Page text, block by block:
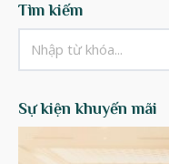
Tìm kiếm
Sự kiện khuyến mãi